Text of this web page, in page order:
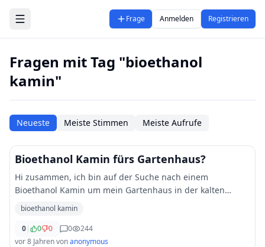
Zum Hauptinhalt springen
Frage Anmelden Registrieren
Fragen mit Tag "bioethanol
kamin"
Neueste Meiste Stimmen Meiste Aufrufe
Bioethanol Kamin fürs Gartenhaus?
Hi zusammen, ich bin auf der Suche nach einem
Bioethanol Kamin um mein Gartenhaus in der kalten
Wintertagen etwas zu erwärmen. Ich weiss bereits dass
bioethanol kamin
0| 0 0 0
244
vor 8 Jahrenvonanonymous